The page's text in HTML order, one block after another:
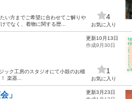
い方までご希望に合わせてご解りや
でなく、着物に関する歴...
4
お気に入り
ック工房のスタジオにて小鼓のお稽
楽器...
更新10月13日
作成9月30日
1
お気に入り
」
更新3月23日